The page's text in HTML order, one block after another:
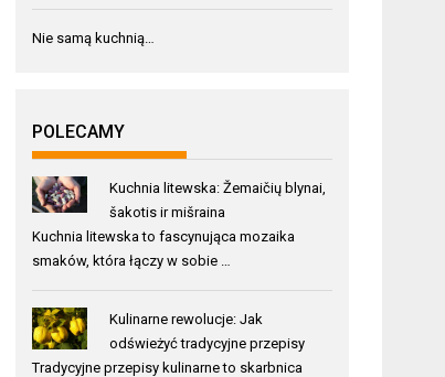
Nie samą kuchnią…
POLECAMY
Kuchnia litewska: Žemaičių blynai,
šakotis ir mišraina
Kuchnia litewska to fascynująca mozaika
smaków, która łączy w sobie …
Kulinarne rewolucje: Jak
odświeżyć tradycyjne przepisy
Tradycyjne przepisy kulinarne to skarbnica